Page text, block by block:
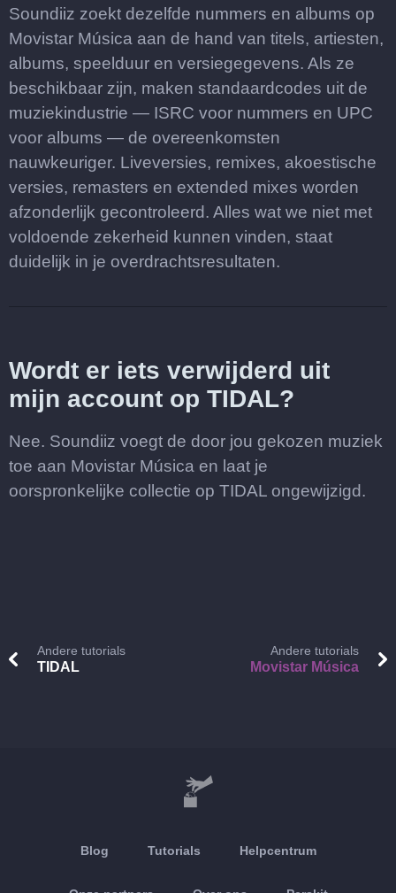
Soundiiz zoekt dezelfde nummers en albums op
Movistar Música aan de hand van titels, artiesten,
albums, speelduur en versiegegevens. Als ze
beschikbaar zijn, maken standaardcodes uit de
muziekindustrie — ISRC voor nummers en UPC
voor albums — de overeenkomsten
nauwkeuriger. Liveversies, remixes, akoestische
versies, remasters en extended mixes worden
afzonderlijk gecontroleerd. Alles wat we niet met
voldoende zekerheid kunnen vinden, staat
duidelijk in je overdrachtsresultaten.
Wordt er iets verwijderd uit
mijn account op TIDAL?
Nee. Soundiiz voegt de door jou gekozen muziek
toe aan Movistar Música en laat je
oorspronkelijke collectie op TIDAL ongewijzigd.
Andere tutorials
TIDAL
Andere tutorials
Movistar Música
Blog Tutorials Helpcentrum